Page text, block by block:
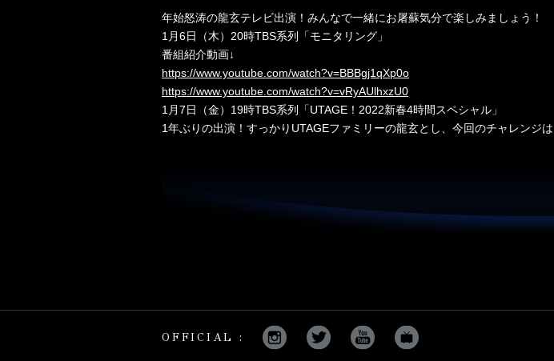
年始怒涛の龍玄テレビ出演！みんなで一緒にお屠蘇気分で楽しみましょう！
1月6日（木）20時TBS系列「モニタリング」
番組紹介動画↓
https://www.youtube.com/watch?v=BBBgj1qXp0o
https://www.youtube.com/watch?v=vRyAUlhxzU0
1月7日（金）19時TBS系列「UTAGE！2022新春4時間スペシャル」
1年ぶりの出演！すっかりUTAGEファミリーの龍玄とし、今回のチャレンジ
OFFICIAL :